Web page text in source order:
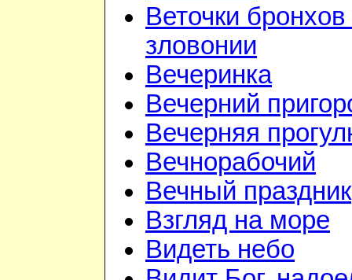
Веточки
зловонии
Вечеринка
Вечерний
Вечерняя
Вечнорабочий
Вечный праздник
Взгляд на море
Видеть небо